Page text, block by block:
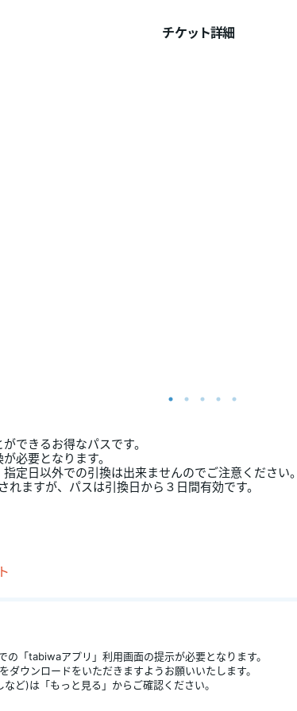
チケット詳細
できるお得なパスです。
必要となります。
定日以外での引換は出来ませんのでご注意ください
れますが、パスは引換日から３日間有効です。
「tabiwaアプリ」利用画面の提示が必要となります。
ウンロードをいただきますようお願いいたします。
ど)は「もっと見る」からご確認ください。